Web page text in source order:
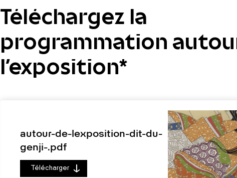
Téléchargez la
programmation
l'exposition*
autour-de-lexposition-dit-du-
genji-.pdf
Télécharger